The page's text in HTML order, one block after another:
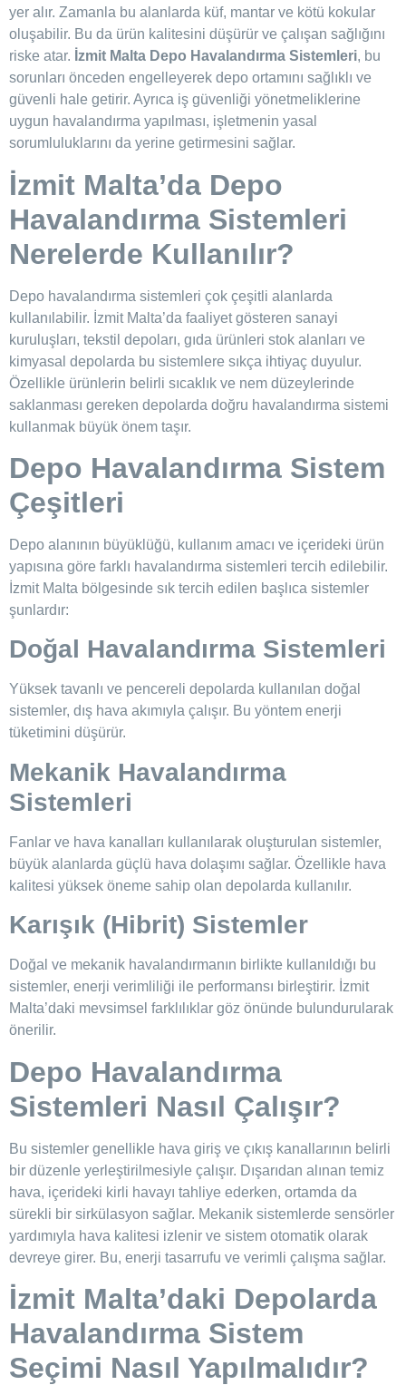
yer alır. Zamanla bu alanlarda küf, mantar ve kötü kokular
oluşabilir. Bu da ürün kalitesini düşürür ve çalışan sağlığını
riske atar. İzmit Malta Depo Havalandırma Sistemleri, bu
sorunları önceden engelleyerek depo ortamını sağlıklı ve
güvenli hale getirir. Ayrıca iş güvenliği yönetmeliklerine
uygun havalandırma yapılması, işletmenin yasal
sorumluluklarını da yerine getirmesini sağlar.
İzmit Malta’da Depo
Havalandırma Sistemleri
Nerelerde Kullanılır?
Depo havalandırma sistemleri çok çeşitli alanlarda
kullanılabilir. İzmit Malta’da faaliyet gösteren sanayi
kuruluşları, tekstil depoları, gıda ürünleri stok alanları ve
kimyasal depolarda bu sistemlere sıkça ihtiyaç duyulur.
Özellikle ürünlerin belirli sıcaklık ve nem düzeylerinde
saklanması gereken depolarda doğru havalandırma sistemi
kullanmak büyük önem taşır.
Depo Havalandırma Sistem
Çeşitleri
Depo alanının büyüklüğü, kullanım amacı ve içerideki ürün
yapısına göre farklı havalandırma sistemleri tercih edilebilir.
İzmit Malta bölgesinde sık tercih edilen başlıca sistemler
şunlardır:
Doğal Havalandırma Sistemleri
Yüksek tavanlı ve pencereli depolarda kullanılan doğal
sistemler, dış hava akımıyla çalışır. Bu yöntem enerji
tüketimini düşürür.
Mekanik Havalandırma
Sistemleri
Fanlar ve hava kanalları kullanılarak oluşturulan sistemler,
büyük alanlarda güçlü hava dolaşımı sağlar. Özellikle hava
kalitesi yüksek öneme sahip olan depolarda kullanılır.
Karışık (Hibrit) Sistemler
Doğal ve mekanik havalandırmanın birlikte kullanıldığı bu
sistemler, enerji verimliliği ile performansı birleştirir. İzmit
Malta’daki mevsimsel farklılıklar göz önünde bulundurularak
önerilir.
Depo Havalandırma
Sistemleri Nasıl Çalışır?
Bu sistemler genellikle hava giriş ve çıkış kanallarının belirli
bir düzenle yerleştirilmesiyle çalışır. Dışarıdan alınan temiz
hava, içerideki kirli havayı tahliye ederken, ortamda da
sürekli bir sirkülasyon sağlar. Mekanik sistemlerde sensörler
yardımıyla hava kalitesi izlenir ve sistem otomatik olarak
devreye girer. Bu, enerji tasarrufu ve verimli çalışma sağlar.
İzmit Malta’daki Depolarda
Havalandırma Sistem
Seçimi Nasıl Yapılmalıdır?